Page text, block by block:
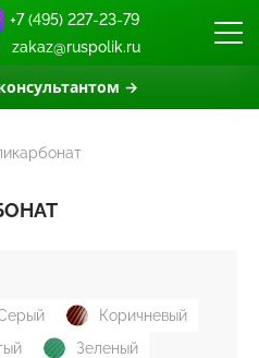
→
+7 (495) 227-23-79
zakaz@ruspolik.ru
Коричневый
Зеленый